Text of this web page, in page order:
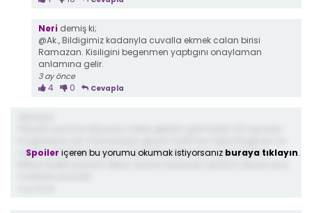
Neri demiş ki;
@Ak., Bildigimiz kadarıyla cuvalla ekmek calan birisi
Ramazan. Kisiligini begenmen yaptıgını onaylaman
anlamına gelir.
3 ay önce
4 0 Cevapla
nobre çok iyi takım kurdu helal olsun kırmızılar da bakarsak
Spoiler içeren bu yorumu okumak istiyorsanız buraya tıklayın.